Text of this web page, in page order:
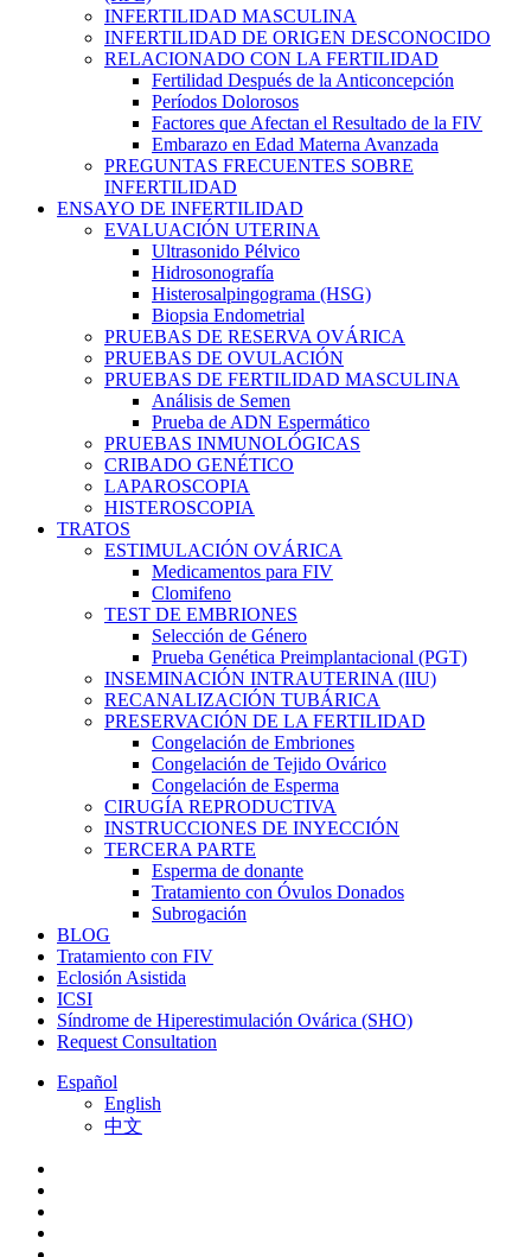
INFERTILIDAD MASCULINA
INFERTILIDAD DE ORIGEN DESCONOCIDO
RELACIONADO CON LA FERTILIDAD
Fertilidad Después de la Anticoncepción
Períodos Dolorosos
Factores que Afectan el Resultado de la FIV
Embarazo en Edad Materna Avanzada
PREGUNTAS FRECUENTES SOBRE
INFERTILIDAD
ENSAYO DE INFERTILIDAD
EVALUACIÓN UTERINA
Ultrasonido Pélvico
Hidrosonografía
Histerosalpingograma (HSG)
Biopsia Endometrial
PRUEBAS DE RESERVA OVÁRICA
PRUEBAS DE OVULACIÓN
PRUEBAS DE FERTILIDAD MASCULINA
Análisis de Semen
Prueba de ADN Espermático
PRUEBAS INMUNOLÓGICAS
CRIBADO GENÉTICO
LAPAROSCOPIA
HISTEROSCOPIA
TRATOS
ESTIMULACIÓN OVÁRICA
Medicamentos para FIV
Clomifeno
TEST DE EMBRIONES
Selección de Género
Prueba Genética Preimplantacional (PGT)
INSEMINACIÓN INTRAUTERINA (IIU)
RECANALIZACIÓN TUBÁRICA
PRESERVACIÓN DE LA FERTILIDAD
Congelación de Embriones
Congelación de Tejido Ovárico
Congelación de Esperma
CIRUGÍA REPRODUCTIVA
INSTRUCCIONES DE INYECCIÓN
TERCERA PARTE
Esperma de donante
Tratamiento con Óvulos Donados
Subrogación
BLOG
Tratamiento con FIV
Eclosión Asistida
ICSI
Síndrome de Hiperestimulación Ovárica (SHO)
Request Consultation
Español
English
中文